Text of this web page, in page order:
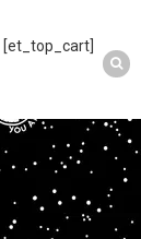
[et_top_cart]